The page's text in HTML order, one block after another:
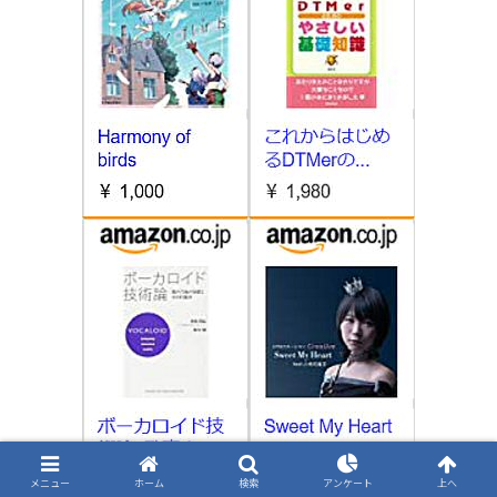
メニュー ホーム 検索 アンケート 上へ